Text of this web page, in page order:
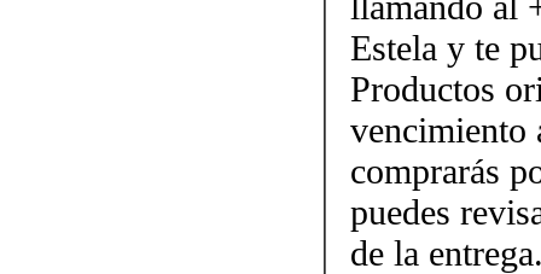
Estela y te
Productos
vencimiento
comprarás
puedes
de la